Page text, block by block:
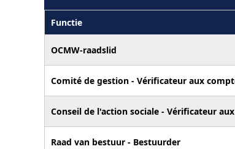
Functie
OCMW-raadslid
Comité de gestion - Vérificateur aux
Conseil de l'action sociale - Vérificateur
Raad van bestuur - Bestuurder